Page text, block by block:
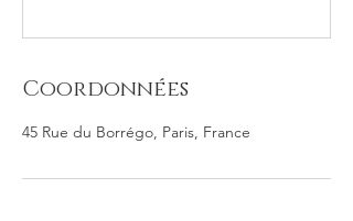
Coordonnées
45 Rue du Borrégo, Paris, France